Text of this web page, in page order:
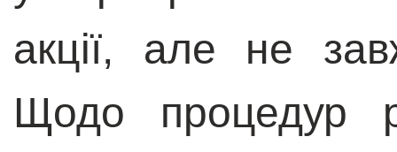
акції, але не
Щодо процедур